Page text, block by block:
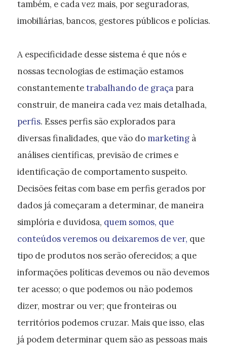
também, e cada vez mais, por seguradoras,
imobiliárias, bancos, gestores públicos e polícias.
A especificidade desse sistema é que nós e
nossas tecnologias de estimação estamos
constantementetrabalhando de graçapara
construir, de maneira cada vez mais detalhada,
perfis. Esses perfis são explorados para
diversas finalidades, que vão do marketingà
análises científicas, previsão de crimes e
identificação de comportamento suspeito.
Decisões feitas com base em perfis gerados por
dados já começaram a determinar, de maneira
simplória e duvidosa, quem somos, que
conteúdos veremos ou deixaremos de ver, que
tipo de produtos nos serão oferecidos; a que
informações políticas devemos ou não devemos
ter acesso; o que podemos ou não podemos
dizer, mostrar ou ver; que fronteiras ou
territórios podemos cruzar. Mais que isso, elas
já podem determinar quem são as pessoas mais